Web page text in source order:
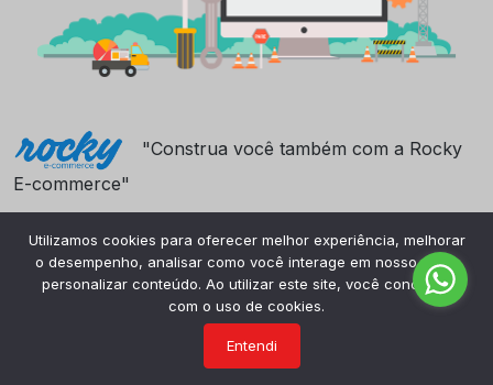
"Construa você também com a Rocky
E-commerce"
Utilizamos cookies para oferecer melhor experiência, melhorar
o desempenho, analisar como você interage em nosso site e
personalizar conteúdo. Ao utilizar este site, você concorda
com o uso de cookies.
Entendi